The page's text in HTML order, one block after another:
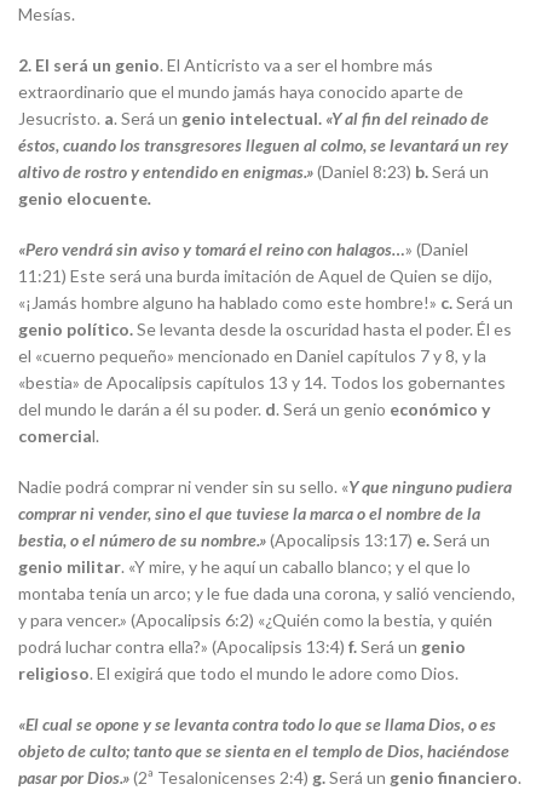
Mesías.
2. El será un genio. El Anticristo va a ser el hombre más
extraordinario que el mundo jamás haya conocido aparte de
Jesucristo. a. Será un genio intelectual. «Y al fin del reinado de
éstos, cuando los transgresores lleguen al colmo, se levantará un rey
altivo de rostro y entendido en enigmas.»(Daniel 8:23) b.Será un
genio elocuente.
«Pero vendrá sin aviso y tomará el reino con halagos…» (Daniel
11:21) Este será una burda imitación de Aquel de Quien se dijo,
«¡Jamás hombre alguno ha hablado como este hombre!» c.Será un
genio político.Se levanta desde la oscuridad hasta el poder. Él es
el «cuerno pequeño» mencionado en Daniel capítulos 7 y 8, y la
«bestia» de Apocalipsis capítulos 13 y 14. Todos los gobernantes
del mundo le darán a él su poder. d. Será un genio económico y
comercial.
Nadie podrá comprar ni vender sin su sello. «Y que ninguno pudiera
comprar ni vender, sino el que tuviese la marca o el nombre de la
bestia, o el número de su nombre.»(Apocalipsis 13:17) e.Será un
genio militar. «Y mire, y he aquí un caballo blanco; y el que lo
montaba tenía un arco; y le fue dada una corona, y salió venciendo,
y para vencer.» (Apocalipsis 6:2) «¿Quién como la bestia, y quién
podrá luchar contra ella?» (Apocalipsis 13:4) f.Será un genio
religioso. El exigirá que todo el mundo le adore como Dios.
«El cual se opone y se levanta contra todo lo que se llama Dios, o es
objeto de culto; tanto que se sienta en el templo de Dios, haciéndose
pasar por Dios.»(2ª Tesalonicenses 2:4) g.Será un genio financiero.